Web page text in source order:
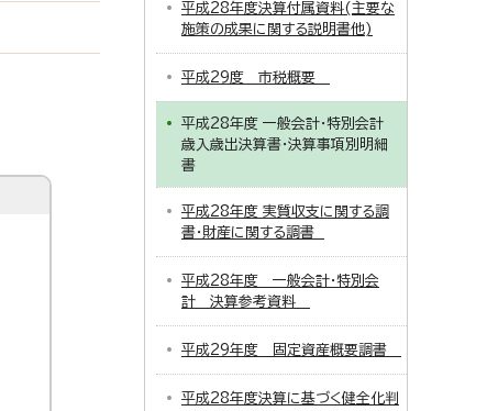
平成28年度決算付属資料(主要な
施策の成果に関する説明書他)
平成29度 市税概要
平成28年度 一般会計・特別会計
歳入歳出決算書・決算事項別明細
書
平成28年度 実質収支に関する調
書・財産に関する調書
平成28年度 一般会計・特別会
計 決算参考資料
平成29年度 固定資産概要調書
平成28年度決算に基づく健全化判